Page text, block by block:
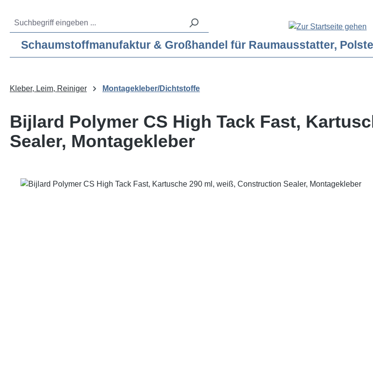
Service-Hotline: 04193 – 80 515 10
Schaumstoffmanufaktur & Großhandel für Raumausstatter,
Kleber, Leim, Reiniger Montagekleber/Dichtstoffe
Bijlard Polymer CS High Tack Fast,
Sealer, Montagekleber
Bildergalerie überspringen